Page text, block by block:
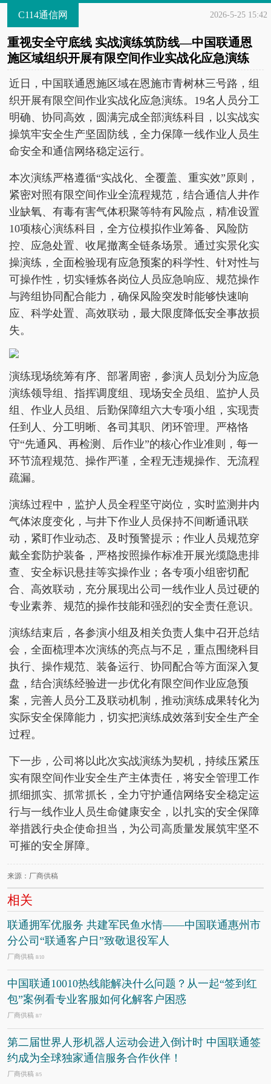
C114通信网 2026-5-25 15:42
重视安全守底线 实战演练筑防线—中国联通恩
施区域组织开展有限空间作业实战化应急演练
近日，中国联通恩施区域在恩施市青树林三号路，组
织开展有限空间作业实战化应急演练。19名人员分工
明确、协同高效，圆满完成全部演练科目，以实战实
操筑牢安全生产坚固防线，全力保障一线作业人员生
命安全和通信网络稳定运行。
本次演练严格遵循“实战化、全覆盖、重实效”原则，
紧密对照有限空间作业全流程规范，结合通信人井作
业缺氧、有毒有害气体积聚等特有风险点，精准设置
10项核心演练科目，全方位模拟作业筹备、风险防
控、应急处置、收尾撤离全链条场景。通过实景化实
操演练，全面检验现有应急预案的科学性、针对性与
可操作性，切实锤炼各岗位人员应急响应、规范操作
与跨组协同配合能力，确保风险突发时能够快速响
应、科学处置、高效联动，最大限度降低安全事故损
失。
演练现场统筹有序、部署周密，参演人员划分为应急
演练领导组、指挥调度组、现场安全员组、监护人员
组、作业人员组、后勤保障组六大专项小组，实现责
任到人、分工明晰、各司其职、闭环管理。严格恪
守“先通风、再检测、后作业”的核心作业准则，每一
环节流程规范、操作严谨，全程无违规操作、无流程
疏漏。
演练过程中，监护人员全程坚守岗位，实时监测井内
气体浓度变化，与井下作业人员保持不间断通讯联
动，紧盯作业动态、及时预警提示；作业人员规范穿
戴全套防护装备，严格按照操作标准开展光缆隐患排
查、安全标识悬挂等实操作业；各专项小组密切配
合、高效联动，充分展现出公司一线作业人员过硬的
专业素养、规范的操作技能和强烈的安全责任意识。
演练结束后，各参演小组及相关负责人集中召开总结
会，全面梳理本次演练的亮点与不足，重点围绕科目
执行、操作规范、装备运行、协同配合等方面深入复
盘，结合演练经验进一步优化有限空间作业应急预
案，完善人员分工及联动机制，推动演练成果转化为
实际安全保障能力，切实把演练成效落到安全生产全
过程。
下一步，公司将以此次实战演练为契机，持续压紧压
实有限空间作业安全生产主体责任，将安全管理工作
抓细抓实、抓常抓长，全力守护通信网络安全稳定运
行与一线作业人员生命健康安全，以扎实的安全保障
举措践行央企使命担当，为公司高质量发展筑牢坚不
可摧的安全屏障。
来源：厂商供稿
相关
联通拥军优服务 共建军民鱼水情——中国联通惠州市
分公司“联通客户日”致敬退役军人
厂商供稿 8/10
中国联通10010热线能解决什么问题？从一起“签到红
包”案例看专业客服如何化解客户困惑
厂商供稿 8/7
第二届世界人形机器人运动会进入倒计时 中国联通签
约成为全球独家通信服务合作伙伴！
厂商供稿 8/5